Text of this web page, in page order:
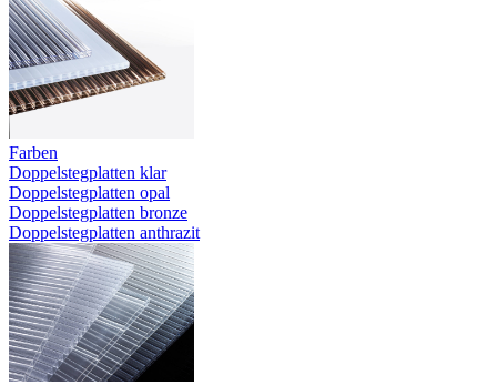
Farben
Doppelstegplatten klar
Doppelstegplatten opal
Doppelstegplatten bronze
Doppelstegplatten anthrazit